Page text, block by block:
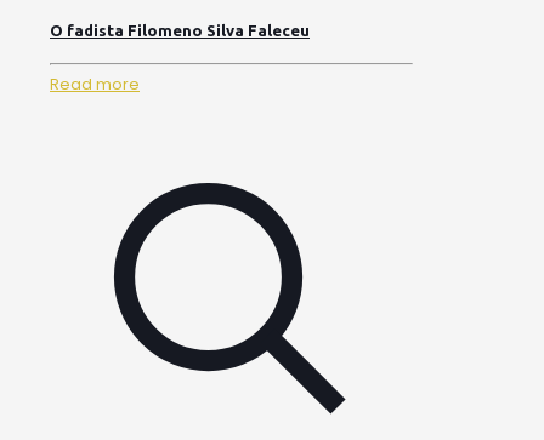
O fadista Filomeno Silva Faleceu
Read more